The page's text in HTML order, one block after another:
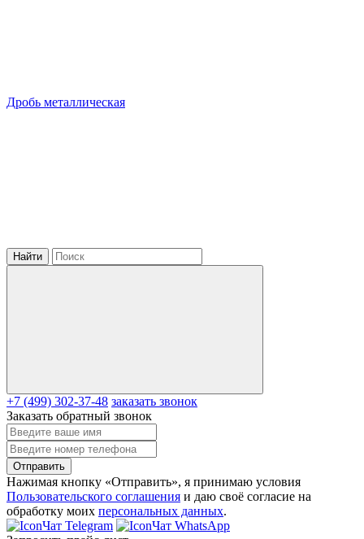
Дробь металлическая
Найти
+7 (499) 302-37-48 заказать звонок
Заказать обратный звонок
Отправить
Нажимая кнопку «Отправить», я принимаю условия
Пользовательского соглашения и даю своё согласие на
обработку моих персональных данных.
Чат Telegram
Чат WhatsApp